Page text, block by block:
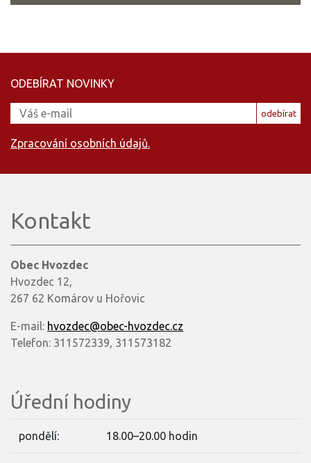
ODEBÍRAT NOVINKY
odebírat
Zpracování osobních údajů.
Kontakt
Obec Hvozdec
Hvozdec 12,
267 62 Komárov u Hořovic
E-mail: hvozdec@obec-hvozdec.cz
Telefon: 311572339, 311573182
Úřední hodiny
pondělí: 18.00–20.00 hodin